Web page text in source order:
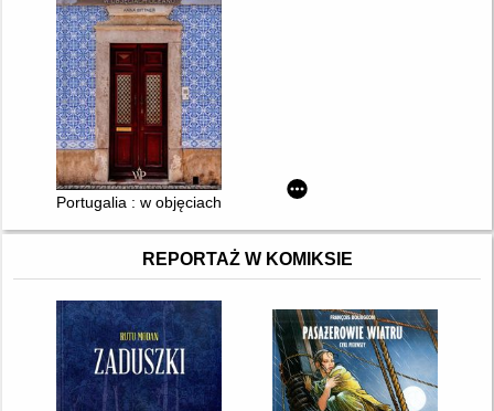
Portugalia : w objęciach oceanu
REPORTAŻ W KOMIKSIE